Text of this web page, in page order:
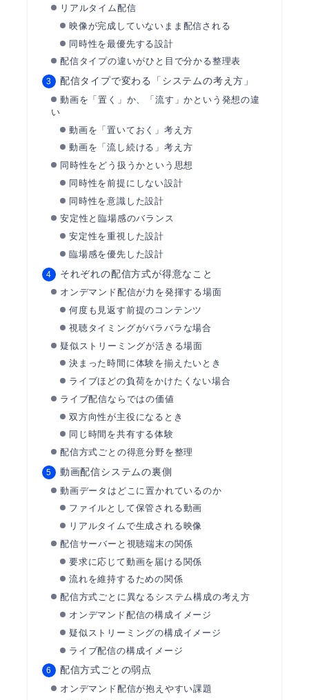
リアルタイム配信
映像が完成していないまま配信される
同時性を最優先する設計
配信タイプの違いがひと目で分かる整理表
配信タイプで変わる「システムの考え方」
動画を「置く」か、「流す」かという発想の違
い
動画を「置いておく」考え方
動画を「流し続ける」考え方
同時性をどう扱うかという思想
同時性を前提にしない設計
同時性を意識した設計
安定性と臨場感のバランス
安定性を重視した設計
臨場感を優先した設計
それぞれの配信方式が得意なこと
オンデマンド配信が力を発揮する場面
何度も見返す前提のコンテンツ
視聴タイミングがバラバラな場合
疑似ストリーミングが活きる場面
決まった時間に体験を揃えたいとき
ライブほどの負荷をかけたくない場合
ライブ配信ならではの価値
双方向性が主役になるとき
同じ時間を共有する体験
配信方式ごとの得意分野を整理
動画配信システムの裏側
動画データはどこに置かれているのか
ファイルとして保管される動画
リアルタイムで生成される映像
配信サーバーと視聴端末の関係
要求に応じて動画を届ける関係
流れを維持するための関係
配信方式ごとに異なるシステム構成の考え方
オンデマンド配信の構成イメージ
疑似ストリーミングの構成イメージ
ライブ配信の構成イメージ
配信方式ごとの弱点
オンデマンド配信が抱えやすい課題